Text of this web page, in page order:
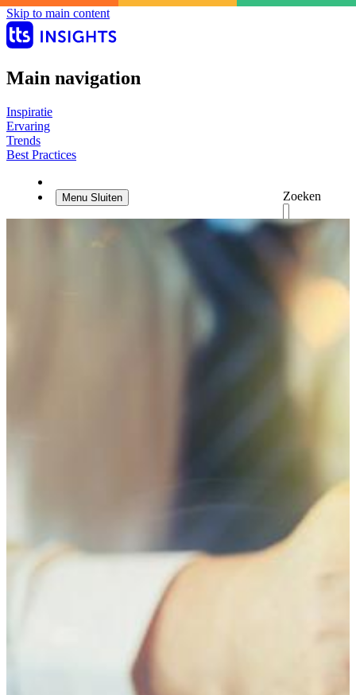
Skip to main content
Main navigation
Inspiratie
Ervaring
Trends
Best Practices
Zoeken
Menu Sluiten